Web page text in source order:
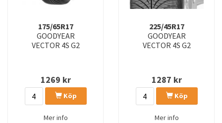
175/65R17
GOODYEAR
VECTOR 4S G2
1269 kr
Köp
Mer info
225/45R17
GOODYEAR
VECTOR 4S G2
1287 kr
Köp
Mer info